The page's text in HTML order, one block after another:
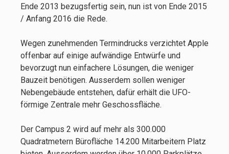
Ende 2013 bezugsfertig sein, nun ist von Ende 2015
/ Anfang 2016 die Rede.
Wegen zunehmenden Termindrucks verzichtet Apple
offenbar auf einige aufwändige Entwürfe und
bevorzugt nun einfachere Lösungen, die weniger
Bauzeit benötigen. Ausserdem sollen weniger
Nebengebäude entstehen, dafür erhält die UFO-
förmige Zentrale mehr Geschossfläche.
Der Campus 2 wird auf mehr als 300.000
Quadratmetern Bürofläche 14.200 Mitarbeitern Platz